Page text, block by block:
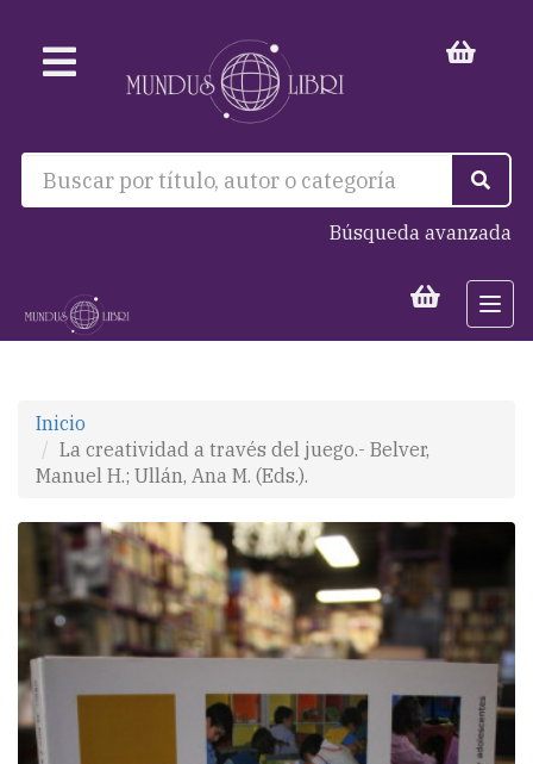
Búsqueda avanzada
Inicio
La creatividad a través del juego.- Belver,
Manuel H.; Ullán, Ana M. (Eds.).